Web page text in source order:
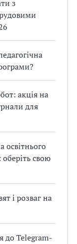
з
акція на
для
свою
і розваг на
до Telegram-